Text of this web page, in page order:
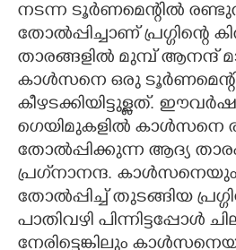
നടന്ന ടൂർണമെന്റിൽ
തോൽപ്പിച്ചാണ് പ്രഗ്ഗിന്റെ
താരങ്ങളിൽ മുമ്പ് ആനന്ദ്
കാൾസനെ ഒരു
കീഴടക്കിയിട്ടുള്ളത്.
ഗെയിമുകളിൽ കാൾസനെ
തോൽപ്പിക്കുന്ന ആദ്യ
പ്രഗ്‌നാനന്ദ.
തോൽപ്പിച്ച് തുടങ്ങിയ
പാതിവഴി പിന്നിട്ടപ്പോൾ
നേരിട്ടെങ്കിലും